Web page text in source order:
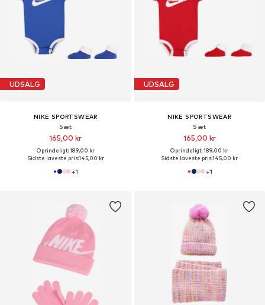
UDSALG
NIKE SPORTSWEAR
Sæt
165,00 kr
Oprindeligt: 189,00 kr
Sidste laveste pris:145,00 kr
+1
UDSALG
NIKE SPORTSWEAR
Sæt
165,00 kr
Oprindeligt: 189,00 kr
Sidste laveste pris:145,00 kr
+1